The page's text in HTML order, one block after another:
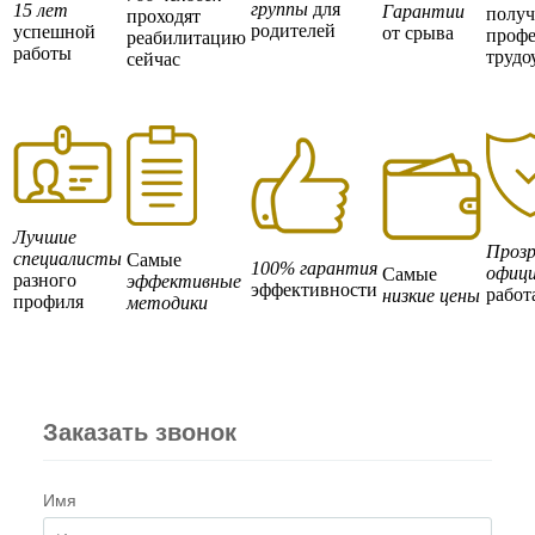
15 лет
успешной
работы
проходят
реабилитацию
сейчас
группы для
родителей
Гарантии
от срыва
Лучшие
специалисты
разного
профиля
Самые
эффективные
методики
100% гарантия
эффективности
Самые
низкие цены